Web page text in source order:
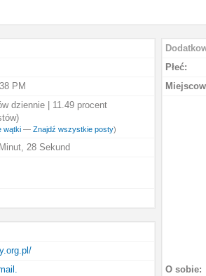
PM
dziennie | 11.49 procent
wątki— Znajdź wszystkie posty)
28 Sekund
Płeć:
O sobie: